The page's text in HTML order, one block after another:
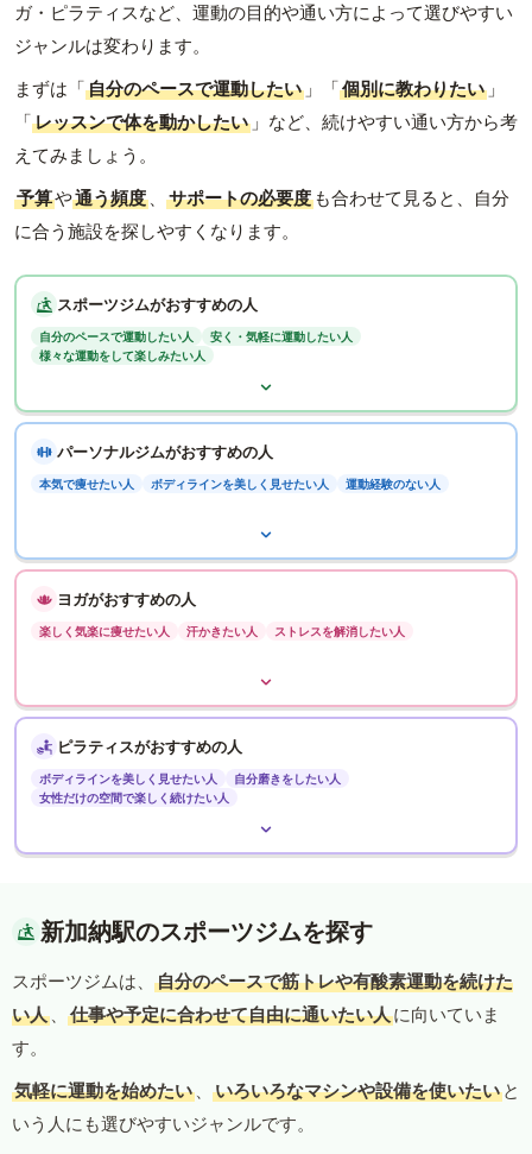
ガ・ピラティスなど、運動の目的や通い方によって選びやすい
ジャンルは変わります。
まずは「自分のペースで運動したい 」「個別に教わりたい 」
「レッスンで体を動かしたい 」など、続けやすい通い方から考
えてみましょう。
予算や通う頻度 、 サポートの必要度 も合わせて見ると、自分
に合う施設を探しやすくなります。
スポーツジムがおすすめの人
自分のペースで運動したい人
安く・気軽に運動したい人
様々な運動をして楽しみたい人
パーソナルジムがおすすめの人
本気で痩せたい人 ボディラインを美しく見せたい人 運動経験のない人
ヨガがおすすめの人
楽しく気楽に痩せたい人 汗かきたい人 ストレスを解消したい人
ピラティスがおすすめの人
ボディラインを美しく見せたい人
自分磨きをしたい人
女性だけの空間で楽しく続けたい人
新加納駅のスポーツジムを探す
スポーツジムは、
自分のペースで筋トレや有酸素運動を続けた
い人 、 仕事や予定に合わせて自由に通いたい人に向いていま
す。
気軽に運動を始めたい 、 いろいろなマシンや設備を使いたい と
いう人にも選びやすいジャンルです。